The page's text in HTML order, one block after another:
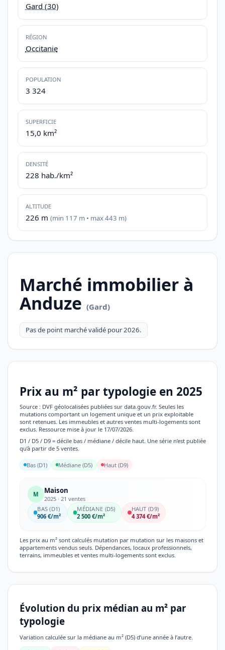
Gard (30)
RÉGION
Occitanie
POPULATION
3 324
SUPERFICIE
15,0 km²
DENSITÉ
228 hab./km²
ALTITUDE
226 m (min 117 m • max 443 m)
Marché immobilier à
Anduze (Gard)
Pas de point marché validé pour 2026.
Prix au m² par typologie en 2025
Source : DVF géolocalisées publiées sur data.gouv.fr. Seules les
mutations comportant un logement unique et un prix exploitable
sont retenues. Les immeubles et autres ventes multi-logements sont
exclus. Ressource mise à jour le 17/07/2026.
D1 / D5 / D9 = décile bas / médiane / décile haut. Une série n’est publiée
qu’à partir de 5 ventes.
Bas (D1) Médiane (D5) Haut (D9)
M Maison
2025 · 21 ventes
BAS (D1)
906 €/m²
MÉDIANE (D5)
2 500 €/m²
HAUT (D9)
4 374 €/m²
Les prix au m² sont calculés mutation par mutation sur les maisons et
appartements vendus seuls. Dépendances, locaux professionnels,
terrains, immeubles et ventes multi-logements sont exclus.
Évolution du prix médian au m² par
typologie
Variation calculée sur la médiane au m² (D5) d’une année à l’autre.